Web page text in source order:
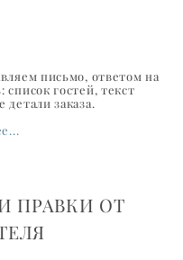
письмо, ответом на
гостей, текст
заказа.
ПРАВКИ ОТ